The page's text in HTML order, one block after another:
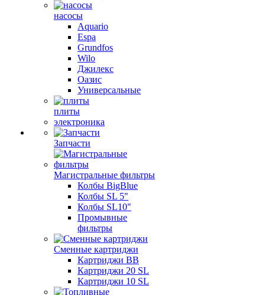
насосы
Aquario
Espa
Grundfos
Wilo
Джилекс
Оазис
Универсальные
плиты
электроника
Запчасти
Магистральные фильтры
Колбы BigBlue
Колбы SL 5"
Колбы SL10"
Промывные
фильтры
Сменные картриджи
Картриджи BB
Картриджи 20 SL
Картриджи 10 SL